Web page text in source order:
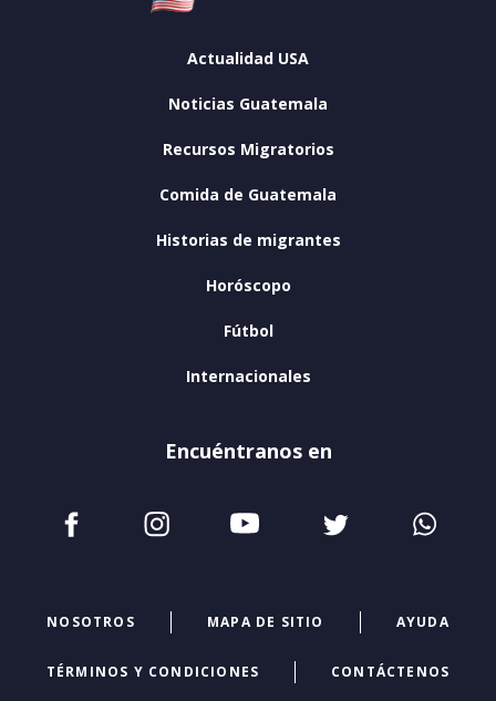
Actualidad USA
Noticias Guatemala
Recursos Migratorios
Comida de Guatemala
Historias de migrantes
Horóscopo
Fútbol
Internacionales
Encuéntranos en
NOSOTROS MAPA DE SITIO AYUDA
TÉRMINOS Y CONDICIONES CONTÁCTENOS